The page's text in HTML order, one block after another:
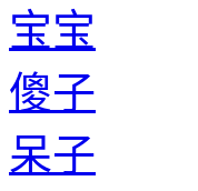
宝宝
傻子
呆子